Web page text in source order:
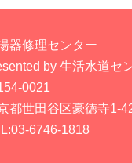
器修理センター
by 生活水道セ
0021
都世田谷区豪徳寺1-
6746-1818